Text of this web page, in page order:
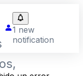
1 new
notification